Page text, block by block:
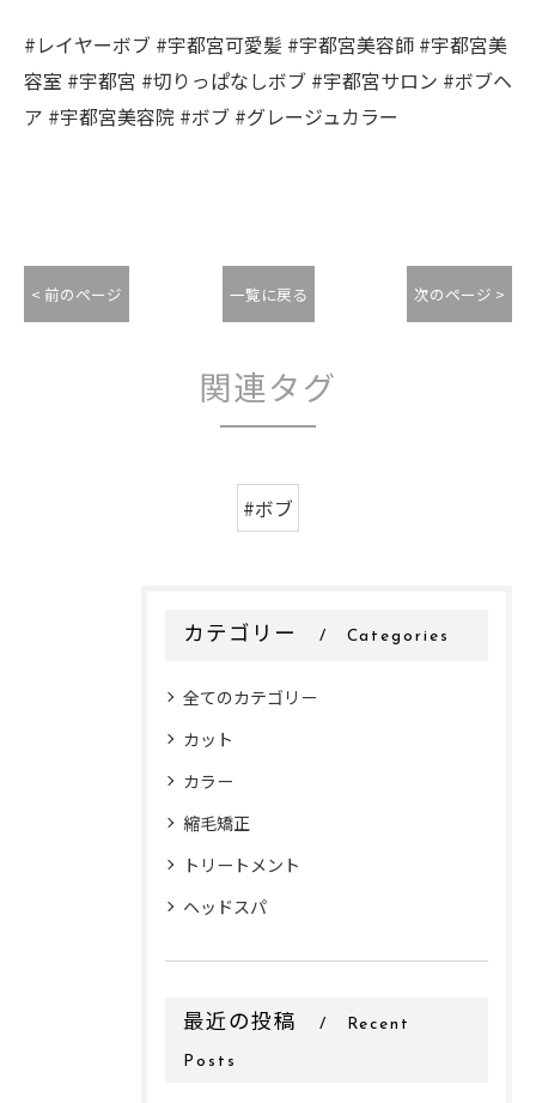
#レイヤーボブ #宇都宮可愛髪 #宇都宮美容師 #宇都宮美
容室 #宇都宮 #切りっぱなしボブ #宇都宮サロン #ボブヘ
ア #宇都宮美容院 #ボブ #グレージュカラー
< 前のページ 一覧に戻る 次のページ >
関連タグ
#ボブ
カテゴリー Categories
全てのカテゴリー
カット
カラー
縮毛矯正
トリートメント
ヘッドスパ
最近の投稿 Recent
Posts